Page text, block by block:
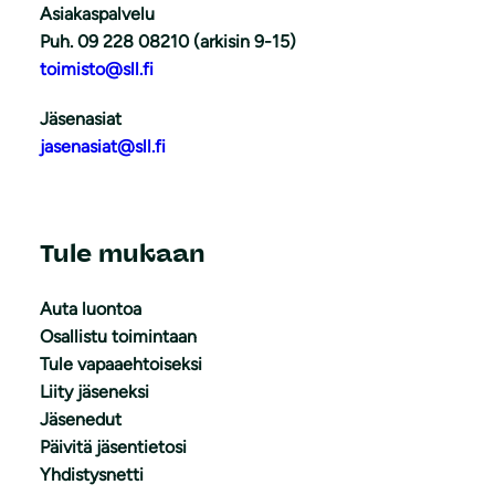
Asiakaspalvelu
Puh. 09 228 08210 (arkisin 9-15)
toimisto@sll.fi
Jäsenasiat
jasenasiat@sll.fi
Tule mukaan
Auta luontoa
Osallistu toimintaan
Tule vapaaehtoiseksi
Liity jäseneksi
Jäsenedut
Päivitä jäsentietosi
Yhdistysnetti